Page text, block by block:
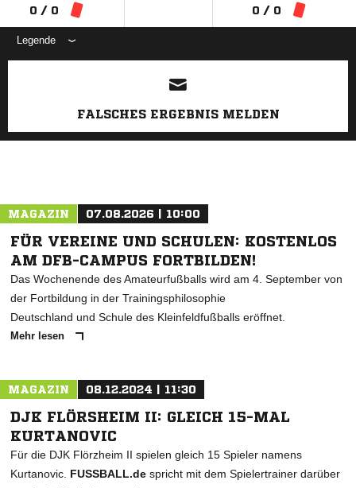
0 / 0 0 / 0
Legende
ANZEIGE
FALSCHES ERGEBNIS MELDEN
MAGAZIN 07.08.2026 | 10:00
FÜR VEREINE UND SCHULEN: KOSTENLOS
AM DFB-CAMPUS FORTBILDEN!
Das Wochenende des Amateurfußballs wird am 4. September von
der Fortbildung in der Trainingsphilosophie
Deutschland und Schule des Kleinfeldfußballs eröffnet.
Mehr lesen
MAGAZIN 08.12.2024 | 11:30
DJK FLÖRSHEIM II: GLEICH 15-MAL
KURTANOVIC
Für die DJK Flörzheim II spielen gleich 15 Spieler namens
Kurtanovic. FUSSBALL.de spricht mit dem Spielertrainer darüber